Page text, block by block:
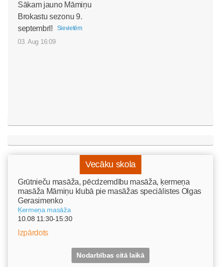
Sākam jauno Māmiņu
Brokastu sezonu 9.
septembrī!
Sievietēm
03. Aug 16:09
Vecāku skola
Grūtnieču masāža, pēcdzemdību masāža, ķermeņa
masāža Māmiņu klubā pie masāžas speciālistes Olgas
Gerasimenko
Ķermeņa masāža
10.08 11:30-15:30
Izpārdots
Nodarbības citā laikā